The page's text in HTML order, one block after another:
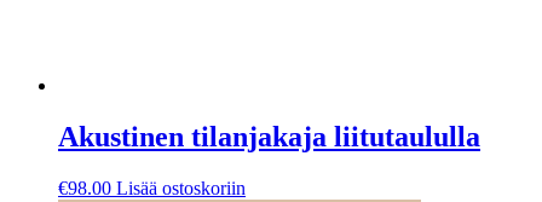
Akustinen tilanjakaja liitutaululla
€98.00 Lisää ostoskoriin